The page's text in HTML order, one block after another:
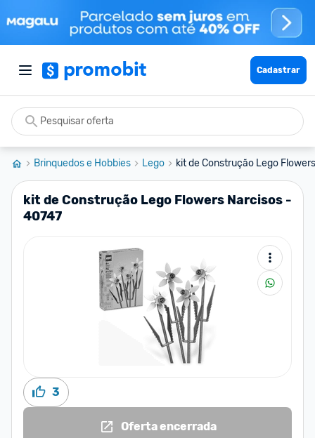
Cadastrar
Brinquedos e Hobbies Lego kit de Construção Lego
kit de Construção Lego Flowers Narcisos -
40747
3
Oferta encerrada